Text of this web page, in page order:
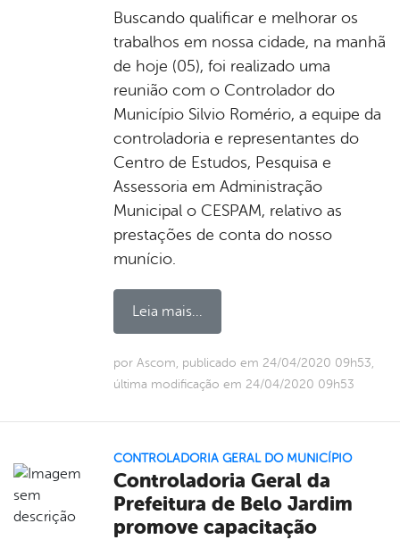
Buscando qualificar e melhorar os
trabalhos em nossa cidade, na manhã
de hoje (05), foi realizado uma
reunião com o Controlador do
Município Silvio Romério, a equipe da
controladoria e representantes do
Centro de Estudos, Pesquisa e
Assessoria em Administração
Municipal o CESPAM, relativo as
prestações de conta do nosso
munício.
Leia mais...
por Ascom, publicado em 24/04/2020 09h53,
última modificação em 24/04/2020 09h53
CONTROLADORIA GERAL DO MUNICÍPIO
Controladoria Geral da
Prefeitura de Belo Jardim
promove capacitação